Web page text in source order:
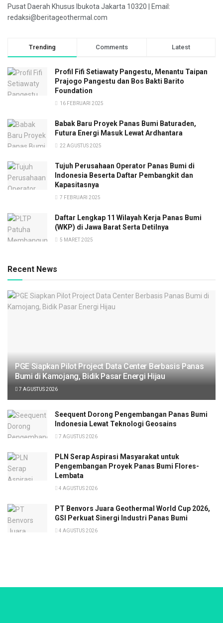
Pusat Daerah Khusus Ibukota Jakarta 10320 | Email:
redaksi@beritageothermal.com
Trending Comments Latest
Profil Fifi Setiawaty Pangestu, Menantu Taipan
Prajogo Pangestu dan Bos Bakti Barito
Foundation
16 FEBRUARI 2025
Babak Baru Proyek Panas Bumi Baturaden,
Futura Energi Masuk Lewat Ardhantara
22 AGUSTUS 2025
Tujuh Perusahaan Operator Panas Bumi di
Indonesia Beserta Daftar Pembangkit dan
Kapasitasnya
7 FEBRUARI 2025
Daftar Lengkap 11 Wilayah Kerja Panas Bumi
(WKP) di Jawa Barat Serta Detilnya
5 MARET 2025
Recent News
PGE Siapkan Pilot Project Data Center Berbasis Panas
Bumi di Kamojang, Bidik Pasar Energi Hijau
7 AGUSTUS 2026
Seequent Dorong Pengembangan Panas Bumi
Indonesia Lewat Teknologi Geosains
7 AGUSTUS 2026
PLN Serap Aspirasi Masyarakat untuk
Pengembangan Proyek Panas Bumi Flores-
Lembata
4 AGUSTUS 2026
PT Benvors Juara Geothermal World Cup 2026,
GSI Perkuat Sinergi Industri Panas Bumi
4 AGUSTUS 2026